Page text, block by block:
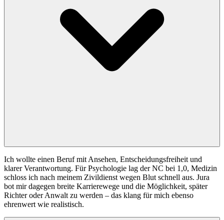
Ich wollte einen Beruf mit Ansehen, Entscheidungsfreiheit und
klarer Verantwortung. Für Psychologie lag der NC bei 1,0, Medizin
schloss ich nach meinem Zivildienst wegen Blut schnell aus. Jura
bot mir dagegen breite Karrierewege und die Möglichkeit, später
Richter oder Anwalt zu werden – das klang für mich ebenso
ehrenwert wie realistisch.